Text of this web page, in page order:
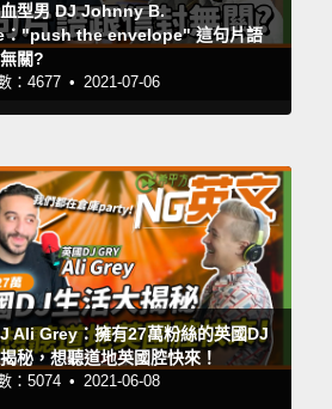
型男 DJ Johnny B.
："push the envelope" 這句片語
關?
：4677 •2021-07-06
Ali Grey：擁有27萬粉絲的英國DJ
秘，想聽道地英國腔快來！
：5074 • 2021-06-08